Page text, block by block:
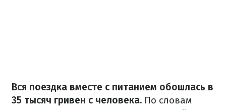
Вся поездка вместе с питанием обошлась в
35 тысяч гривен с человека. По словам